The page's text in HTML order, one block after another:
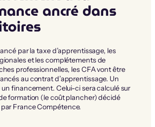
ancré dans
par la taxe d’apprentissage, les
et les complétements de
professionnelles, les CFA vont être
au contrat d’apprentissage. Un
financement. Celui-ci sera calculé sur
formation (le coût plancher) décidé
France Compétence.